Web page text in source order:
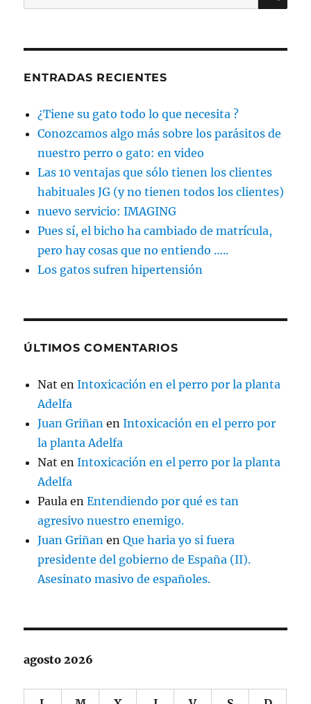
por:
ENTRADAS RECIENTES
¿Tiene su gato todo lo que necesita ?
Conozcamos algo más sobre los parásitos de
nuestro perro o gato: en video
Las 10 ventajas que sólo tienen los clientes
habituales JG (y no tienen todos los clientes)
nuevo servicio: IMAGING
Pues sí, el bicho ha cambiado de matrícula,
pero hay cosas que no entiendo …..
Los gatos sufren hipertensión
ÚLTIMOS COMENTARIOS
Nat enIntoxicación en el perro por la planta
Adelfa
Juan Griñan enIntoxicación en el perro por
la planta Adelfa
Nat enIntoxicación en el perro por la planta
Adelfa
Paula enEntendiendo por qué es tan
agresivo nuestro enemigo.
Juan Griñan enQue haria yo si fuera
presidente del gobierno de España (II).
Asesinato masivo de españoles.
agosto 2026